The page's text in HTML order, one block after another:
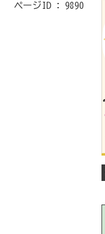
ページID : 9890